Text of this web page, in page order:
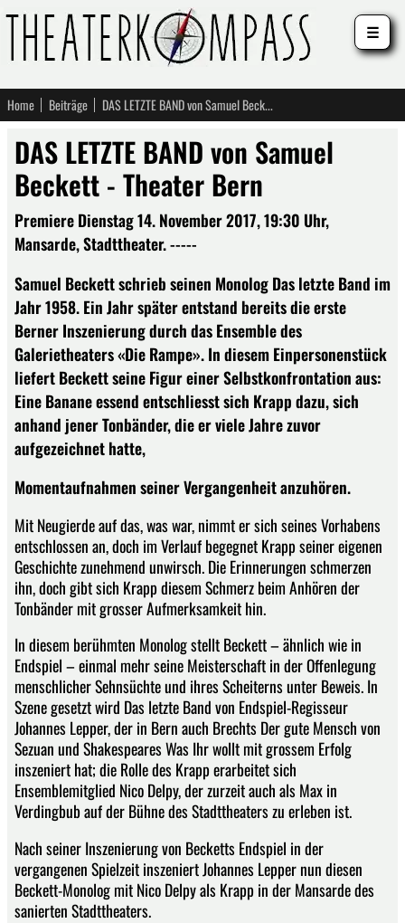
Home Beiträge DAS LETZTE BAND von Samuel Beckett - Theater Bern
DAS LETZTE BAND von Samuel
Beckett - Theater Bern
Premiere Dienstag 14. November 2017, 19:30 Uhr,
Mansarde, Stadttheater. -----
Samuel Beckett schrieb seinen Monolog Das letzte Band im
Jahr 1958. Ein Jahr später entstand bereits die erste
Berner Inszenierung durch das Ensemble des
Galerietheaters «Die Rampe». In diesem Einpersonenstück
liefert Beckett seine Figur einer Selbstkonfrontation aus:
Eine Banane essend entschliesst sich Krapp dazu, sich
anhand jener Tonbänder, die er viele Jahre zuvor
aufgezeichnet hatte,
Momentaufnahmen seiner Vergangenheit anzuhören.
Mit Neugierde auf das, was war, nimmt er sich seines Vorhabens
entschlossen an, doch im Verlauf begegnet Krapp seiner eigenen
Geschichte zunehmend unwirsch. Die Erinnerungen schmerzen
ihn, doch gibt sich Krapp diesem Schmerz beim Anhören der
Tonbänder mit grosser Aufmerksamkeit hin.
In diesem berühmten Monolog stellt Beckett – ähnlich wie in
Endspiel – einmal mehr seine Meisterschaft in der Offenlegung
menschlicher Sehnsüchte und ihres Scheiterns unter Beweis. In
Szene gesetzt wird Das letzte Band von Endspiel-Regisseur
Johannes Lepper, der in Bern auch Brechts Der gute Mensch von
Sezuan und Shakespeares Was Ihr wollt mit grossem Erfolg
inszeniert hat; die Rolle des Krapp erarbeitet sich
Ensemblemitglied Nico Delpy, der zurzeit auch als Max in
Verdingbub auf der Bühne des Stadttheaters zu erleben ist.
Nach seiner Inszenierung von Becketts Endspiel in der
vergangenen Spielzeit inszeniert Johannes Lepper nun diesen
Beckett-Monolog mit Nico Delpy als Krapp in der Mansarde des
sanierten Stadttheaters.
☰